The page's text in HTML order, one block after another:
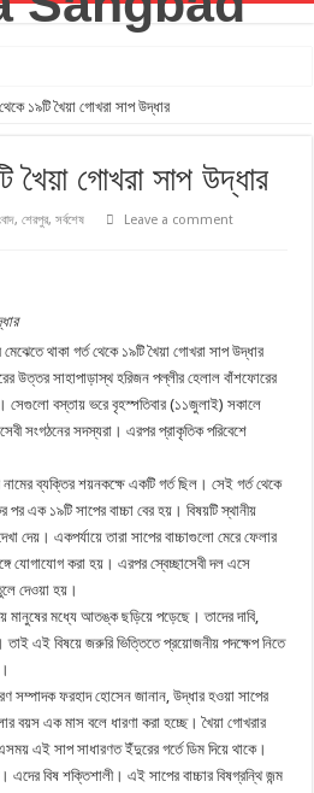
বগুড়ায় ১১ দলীয় এক্য স্মারকলিপি
দলের গণমিছিল
আলোকচিত্র ও প্রামাণ্য ভিডিও চিত্র প্রদর্শনী
অনুষ্ঠিত
শহীদদের প্রতি শ্রদ্ধান্জলি নিবেদন,মাগফিরাত কামনা
প্রকল্প নিয়ে মতবিনিময় সভা
ফেডারেশনের মিছিল
১৯টি খৈয়া গোখরা সাপ উদ্ধার
খৈয়া গোখরা সাপ উদ্ধার
,শেরপুর,সর্বশেষ
Leave a comment
থাকা গর্ত থেকে ১৯টি খৈয়া গোখরা সাপ উদ্ধার
উত্তর সাহাপাড়াস্থ হরিজন পল্লীর হেলাল বাঁশফোরের
সেগুলো বস্তায় ভরে বৃহস্পতিবার (১১জুলাই) সকালে
সংগঠনের সদস্যরা। এরপর প্রাকৃতিক পরিবেশে
নামের ব্যক্তির শয়নকক্ষে একটি গর্ত ছিল। সেই গর্ত থেকে
পর এক ১৯টি সাপের বাচ্চা বের হয়। বিষয়টি স্থানীয়
দেয়। একপর্যায়ে তারা সাপের বাচ্চাগুলো মেরে ফেলার
যোগাযোগ করা হয়। এরপর স্বেচ্ছাসেবী দল এসে
দেওয়া হয়।
মানুষের মধ্যে আতঙ্ক ছড়িয়ে পড়েছে। তাদের দাবি,
এই বিষয়ে জরুরি ভিত্তিতে প্রয়োজনীয় পদক্ষেপ নিতে
সম্পাদক ফরহাদ হোসেন জানান, উদ্ধার হওয়া সাপের
বয়স এক মাস বলে ধারণা করা হচ্ছে। খৈয়া গোখরার
এই সাপ সাধারণত ইঁদুরের গর্তে ডিম দিয়ে থাকে।
এদের বিষ শক্তিশালী। এই সাপের বাচ্চার বিষগ্রন্থি জন্ম